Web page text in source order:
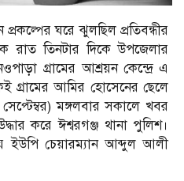
ঘরে ঝুলছিল প্রতিবন্ধীর
তিনটার দিকে উপজেলার
গ্রামের আশ্রয়ন কেন্দ্রে এ
গ্রামের আমির হোসেনের ছেলে
মঙ্গলবার সকালে খবর
করে ঈশ্বরগঞ্জ থানা পুলিশ।
ইউপি চেয়ারম্যান আব্দুল আলী